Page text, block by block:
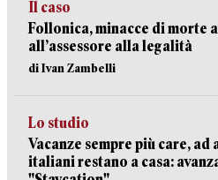
Il caso
Follonica, minacce di morte
all’assessore alla legalità
di Ivan Zambelli
Lo studio
Vacanze sempre più care,
italiani restano a casa: